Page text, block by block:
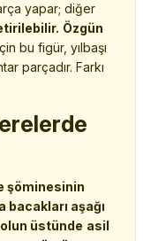
yapar; diğer
Özgün
bu figür, yılbaşı
parçadır. Farkı
şöminesinin
bacakları aşağı
üstünde asil